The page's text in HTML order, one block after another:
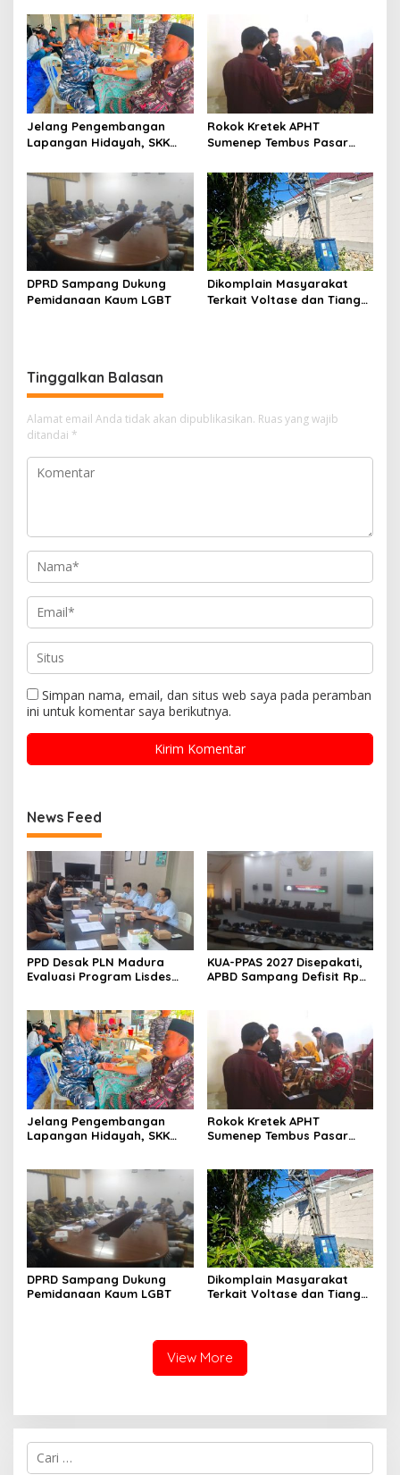
Jelang Pengembangan
Lapangan Hidayah, SKK
Perkuat Sinergi dengan
Nelayan Sampang
Rokok Kretek APHT
Sumenep Tembus Pasar
DPRD Sampang Dukung
Pemidanaan Kaum LGBT
Dikomplain Masyarakat
Terkait Voltase dan Tiang
Tinggalkan Balasan
Alamat email Anda tidak akan dipublikasikan. Ruas yang wajib
ditandai *
Simpan nama, email, dan situs web saya pada peramban
ini untuk komentar saya berikutnya.
News Feed
PPD Desak PLN Madura
Evaluasi Program Lisdes
KUA-PPAS 2027 Disepakati,
APBD Sampang Defisit Rp
Jelang Pengembangan
Lapangan Hidayah, SKK
Nelayan Sampang
Rokok Kretek APHT
Sumenep Tembus Pasar
DPRD Sampang Dukung
Pemidanaan Kaum LGBT
Dikomplain Masyarakat
Terkait Voltase dan Tiang
View More
Cari
untuk: